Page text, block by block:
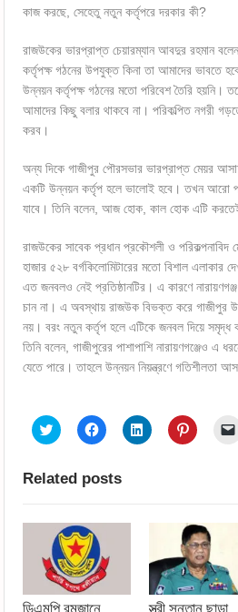
কাজ করছে, সেহেতু নতুন কর্তৃপরে দরকার কী?
রাজউকের ভারপ্রাপ্ত চেয়ারম্যান আবদুর রহমান
কর্তৃপক্ষ গঠনের উপযুক্ত কিনা তা আমাদের ভাবতে
উন্নয়ন কর্তৃপক্ষ গঠনের মতো পরিবেশ তৈরি হয়নি।
আমাদের কিছু বলার থাকবে না। পরিকল্পিত নগরী
করব।
অন্য দিকে গাজীপুর পৌরসভার ভারপ্রাপ্ত মেয়র
একটি উন্নয়ন কর্তৃপ হলে ভালোই হবে। তখন আরো
যাবে। তিনি বলেন, আজ হোক, কাল হোক এটি
রাজউকের সাবেক প্রধান প্রকৌশলী ও
হাজার ৫২৮ বর্গকিলোমিটারের মতো বিশাল এলাকার
এত জনবলও নেই প্রতিষ্ঠানটির। এ কারণে
চান না। এ অবস্থায় রাজউক বিভক্ত করে গাজীপুর
নয়। বরং নতুন কর্তৃপ হলে এটিকে জনবল দিয়ে সমৃদ্ধ
তিনি বলেন, গাজীপুরের পাশাপাশি নারায়ণগঞ্জেও এ
যেতে পারে। তাহলে উন্নয়ন নিয়ন্ত্রণে গতিশীলতা
Click
to
Twitter
(Opens
window)
Click
to
Facebook
(Opens
window)
Click
to
window)
Click
to
window)
Related posts